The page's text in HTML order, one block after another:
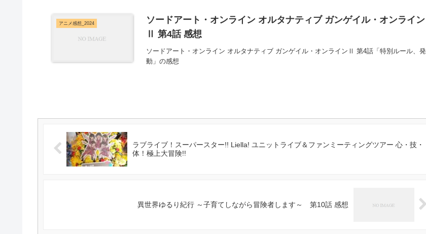
アニメ感想_2024
ソードアート・オンライン オルタナティブ ガンゲイル・オンライン
Ⅱ 第4話 感想
ソードアート・オンライン オルタナティブ ガンゲイル・オンラインⅡ 第4話「特別ルール、発
動」の感想
ラブライブ！スーパースター!! Liella! ユニットライブ＆ファンミーティングツアー 心・技・
体！極上大冒険!!
異世界ゆるり紀行 ～子育てしながら冒険者します～ 第10話 感想